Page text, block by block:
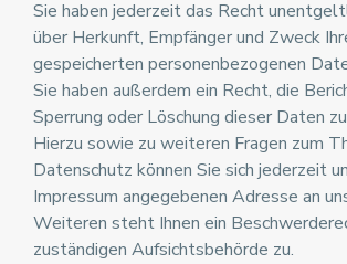
Sie haben jederzeit das Recht
über Herkunft, Empfänger und Zweck
gespeicherten personenbezogenen
Sie haben außerdem ein Recht, die
Sperrung oder Löschung dieser Daten
Hierzu sowie zu weiteren Fragen zum
Datenschutz können Sie sich jederzeit
Impressum angegebenen Adresse an
Weiteren steht Ihnen ein
zuständigen Aufsichtsbehörde zu.